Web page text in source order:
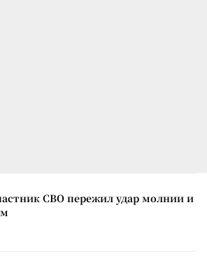
СВО пережил удар молнии и